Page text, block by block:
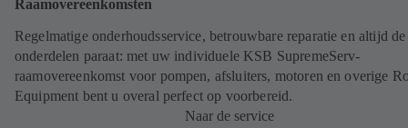
Raamovereenkomsten
Regelmatige onderhoudsservice, betrouwbare reparatie en altijd
onderdelen paraat: met uw individuele KSB SupremeServ-
raamovereenkomst voor pompen, afsluiters, motoren en overige
Equipment bent u overal perfect op voorbereid.
Naar de service